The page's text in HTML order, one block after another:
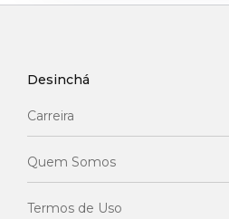
Desinchá
Carreira
Quem Somos
Termos de Uso